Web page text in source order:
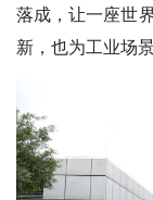
落成，让一座世
新，也为工业场